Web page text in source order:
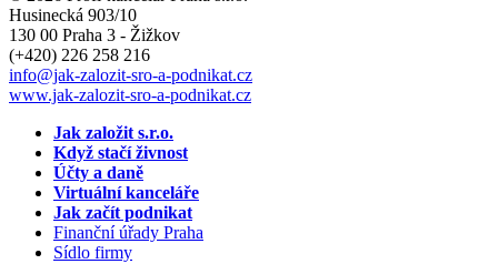
Husinecká 903/10
130 00 Praha 3 - Žižkov
(+420) 226 258 216
info@jak-zalozit-sro-a-podnikat.cz
www.jak-zalozit-sro-a-podnikat.cz
Jak založit s.r.o.
Když stačí živnost
Účty a daně
Virtuální kanceláře
Jak začít podnikat
Finanční úřady Praha
Sídlo firmy